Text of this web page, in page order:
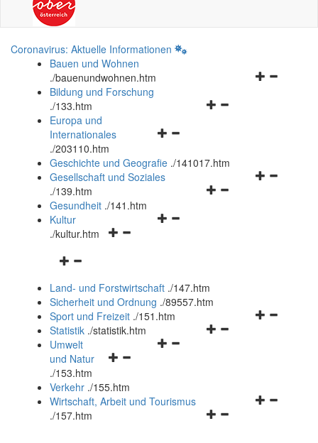
Coronavirus: Aktuelle Informationen
Bauen und Wohnen
./bauenundwohnen.htm
Navigationsmenü
Bildung und Forschung
./133.htm
Navigationsmenü
und
schließen
Europa und
Internationales
./203110.htm
Geschichte und Geografie ./141017.htm
Navigationsmenü
Gesellschaft und Soziales
./139.htm
Navigationsmenü
Gesundheit ./141.htm
Navigationsmenü
Kultur
./kultur.htm
Navigationsmenü
und
schließen
Land- und Forstwirtschaft ./147.htm
Sicherheit und Ordnung ./89557.htm
Navigationsmenü
Sport und Freizeit ./151.htm
Navigationsmenü
Statistik ./statistik.htm
Navigationsmenü
und
schließen
Umwelt
und Natur
./153.htm
Verkehr ./155.htm
Navigationsmenü
Wirtschaft, Arbeit und Tourismus
./157.htm